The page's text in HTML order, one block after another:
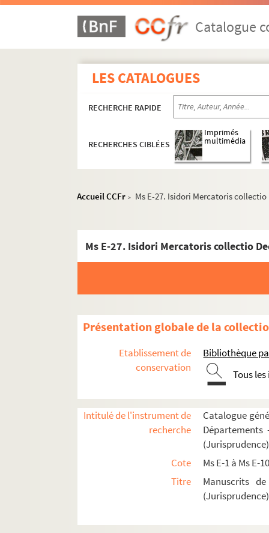
Catalogue
LES CATALOGUES
RECHERCHE RAPIDE
RECHERCHES CIBLÉES
Imprimés
multimédia
Accueil CCFr > Ms E-27. Isidori Mercatoris
Ms E-27. Isidori Mercatoris collectio
Présentation globale de la
Etablissement de
conservation
Bibliothèque
Tous
Intitulé de l'instrument de
recherche
Catalogue
Départements
(Jurisprudence)
Cote
Ms E-1 à Ms E-
Titre
Manuscrits
(Jurisprudence)
Decretum Gratiani
Ms E-1. Justinien, Infortiat (Digeste, livres
Ms E-2. Summa magistri Gaufridi de Trano,
Ms E-3. Gregorii IX Decretalium libri V et
Ms E-4. Guillelmi Durandi Speculum
Ms E-8. Speculum judiciale, a magistro
Ms E-9. Johannis Andreae apparatus
Ms E-12. Guidonis de Baisio. Apparatus
Ms E-13. Guidonis de Baisio Rosarium Decreti
Ms E-14. Gregorii IX Decretalium libri V, cum
Ms E-15. Justiniani Codicis libri IX priores
Ms E-17. Huguccionis summa in Decretum
Ms E-18. Gregorii IX Decretalium libri V, cum
Ms E-19. Clementis papae V constitutiones,
Ms E-20. Gregorii IX Decretalium libri V, cum
Ms E-21. Decretum Gratiani
Ms E-22. Justiniani Digestorum libri XXXIX-L.
Ms E-23. Isidori Mercatoris collectio